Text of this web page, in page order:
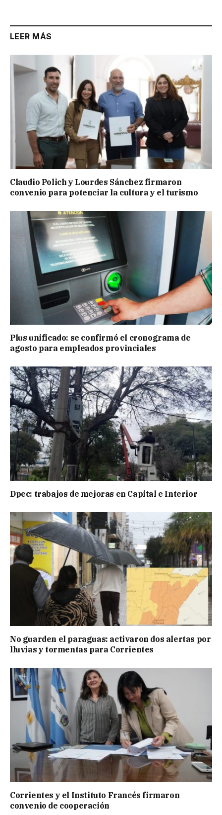
LEER MÁS
Claudio Polich y Lourdes Sánchez firmaron
convenio para potenciar la cultura y el turismo
Plus unificado: se confirmó el cronograma de
agosto para empleados provinciales
Dpec: trabajos de mejoras en Capital e Interior
No guarden el paraguas: activaron dos alertas por
lluvias y tormentas para Corrientes
Corrientes y el Instituto Francés firmaron
convenio de cooperación